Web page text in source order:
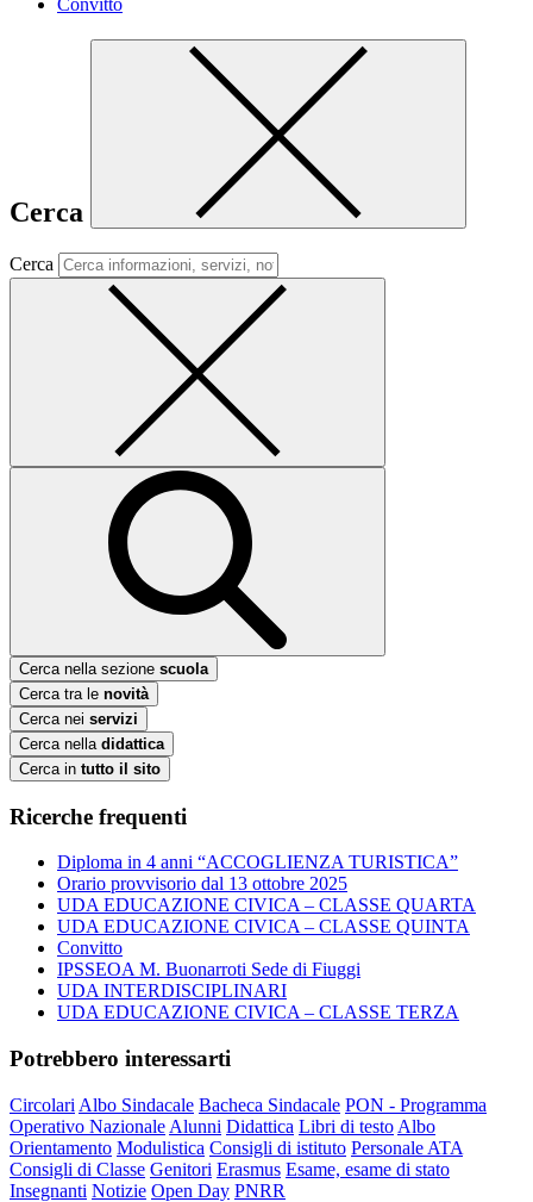
Convitto
Cerca
Cerca
Cerca nella sezione scuola
Cerca tra le novità
Cerca nei servizi
Cerca nella didattica
Cerca in tutto il sito
Ricerche frequenti
Diploma in 4 anni “ACCOGLIENZA TURISTICA”
Orario provvisorio dal 13 ottobre 2025
UDA EDUCAZIONE CIVICA – CLASSE QUARTA
UDA EDUCAZIONE CIVICA – CLASSE QUINTA
Convitto
IPSSEOA M. Buonarroti Sede di Fiuggi
UDA INTERDISCIPLINARI
UDA EDUCAZIONE CIVICA – CLASSE TERZA
Potrebbero interessarti
Circolari Albo Sindacale Bacheca Sindacale PON - Programma
Operativo Nazionale Alunni Didattica Libri di testo Albo
Orientamento Modulistica Consigli di istituto Personale ATA
Consigli di Classe Genitori Erasmus Esame, esame di stato
Insegnanti Notizie Open Day PNRR